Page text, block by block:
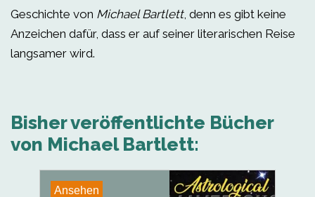
Geschichte von Michael Bartlett, denn es gibt keine
Anzeichen dafür, dass er auf seiner literarischen Reise
langsamer wird.
Bisher veröffentlichte Bücher
von Michael Bartlett:
Ansehen